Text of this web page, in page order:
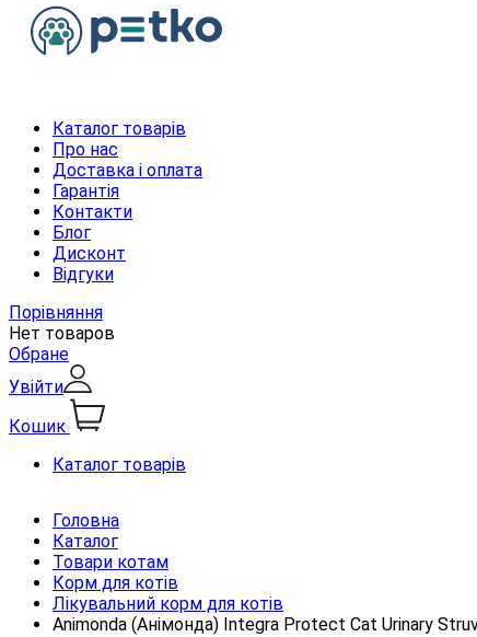
Каталог товарів
Про нас
Доставка і оплата
Гарантія
Контакти
Блог
Дисконт
Відгуки
Порівняння
Нет товаров
Обране
Увійти
Кошик
Каталог товарів
Головна
Каталог
Товари котам
Корм для котів
Лікувальний корм для котів
Animonda (Анімонда) Integra Protect Cat Urinary